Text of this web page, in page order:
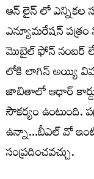
ఆన్ లైన్ లో ఎన్నికల
ఎన్యూమరేషన్ పత్రం
మొబైల్ ఫోన్ నంబర్
లోకి లాగిన్ అయ్యి
జాబితాలో ఆధార్
సౌకర్యం
ఉన్నా…బీఎల్ వో
సంప్రదించవచ్చు.